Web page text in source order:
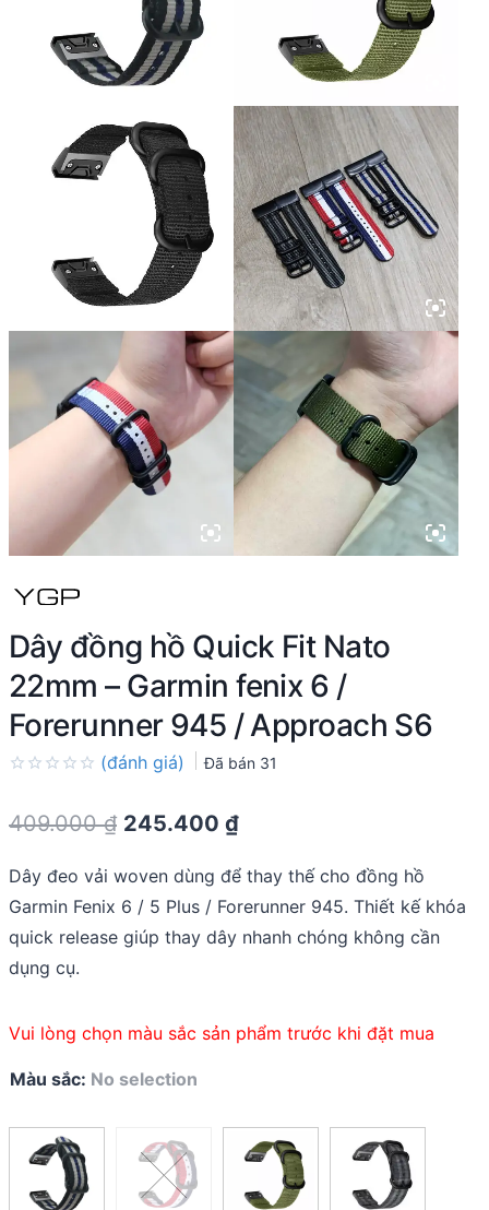
Dây đồng hồ Quick Fit Nato
22mm – Garmin fenix 6 /
Forerunner 945 / Approach S6
out
(đánh giá) Đã bán 31
409.000₫ Original
was:
409.000 ₫.
245.400 ₫Current
is:
245.400 ₫.
Dây đeo vải woven dùng để thay thế cho đồng hồ
Garmin Fenix 6 / 5 Plus / Forerunner 945. Thiết kế khóa
quick release giúp thay dây nhanh chóng không cần
dụng cụ.
Vui lòng chọn màu sắc sản phẩm trước khi đặt mua
Màu sắc: No selection